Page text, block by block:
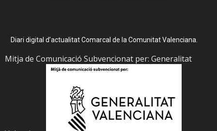
Diari digital d’actualitat Comarcal de la Comunitat Valenciana.
Mitja de Comunicació Subvencionat per: Generalitat